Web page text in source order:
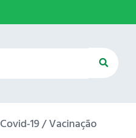
Covid-19 / Vacinação